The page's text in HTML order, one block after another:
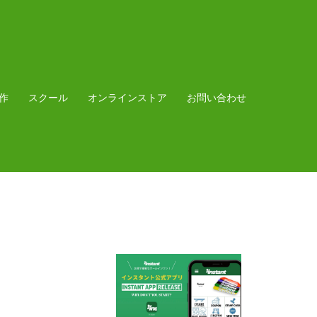
スクール オンラインストア お問い合わせ